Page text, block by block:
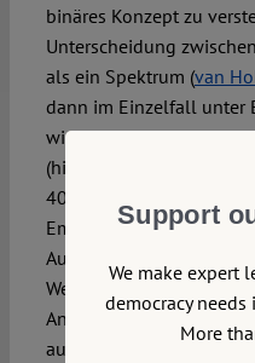
binäres Konzept zu
Unterscheidung
als ein Spektrum (van
dann im Einzelfall unter
wissenschaftlichen
(hilfreich: wirksame
40 DSA). Naturgemäß
Auswahl und
Wertung.
Anreiz, ihre
auszurichten, dass sie
Support
We make expert
democracy
More